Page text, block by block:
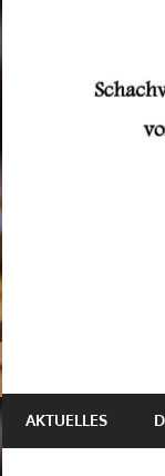
Zum
springen
AKTUELLES